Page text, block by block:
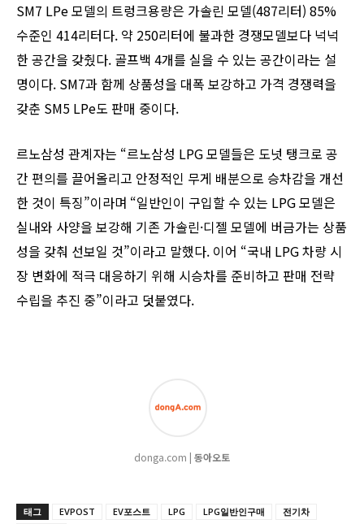
SM7 LPe 모델의 트렁크용량은 가솔린 모델(487리터) 85%
수준인 414리터다. 약 250리터에 불과한 경쟁모델보다 넉넉
한 공간을 갖췄다. 골프백 4개를 실을 수 있는 공간이라는 설
명이다. SM7과 함께 상품성을 대폭 보강하고 가격 경쟁력을
갖춘 SM5 LPe도 판매 중이다.
르노삼성 관계자는 “르노삼성 LPG 모델들은 도넛 탱크로 공
간 편의를 끌어올리고 안정적인 무게 배분으로 승차감을 개선
한 것이 특징”이라며 “일반인이 구입할 수 있는 LPG 모델은
실내와 사양을 보강해 기존 가솔린·디젤 모델에 버금가는 상품
성을 갖춰 선보일 것”이라고 말했다. 이어 “국내 LPG 차량 시
장 변화에 적극 대응하기 위해 시승차를 준비하고 판매 전략
수립을 추진 중”이라고 덧붙였다.
donga.com | 동아오토
태그 EVPOST EV포스트 LPG LPG일반인구매
전기차